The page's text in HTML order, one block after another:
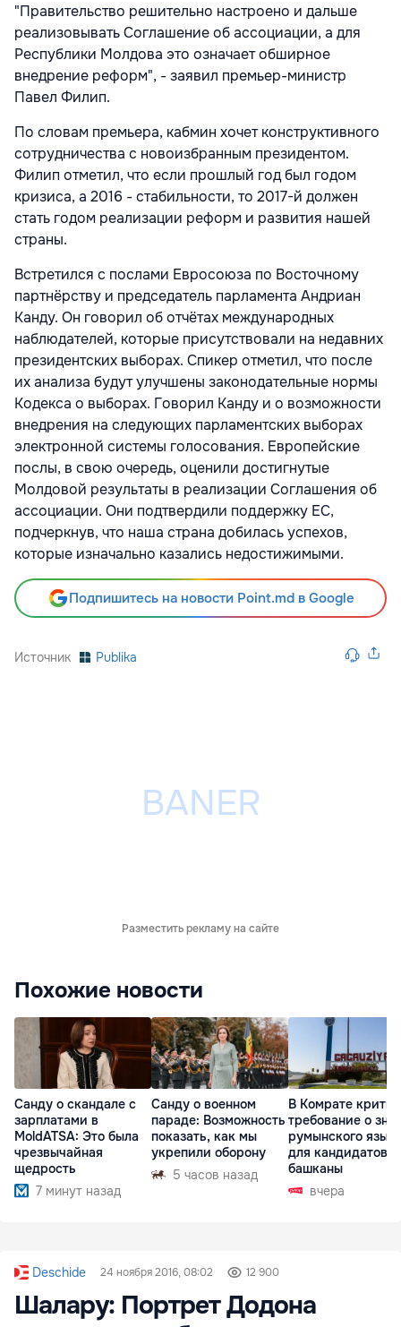
"Правительство решительно настроено и дальше
реализовывать Соглашение об ассоциации, а для
Республики Молдова это означает обширное
внедрение реформ", - заявил премьер-министр
Павел Филип.
По словам премьера, кабмин хочет конструктивного
сотрудничества с новоизбранным президентом.
Филип отметил, что если прошлый год был годом
кризиса, а 2016 - стабильности, то 2017-й должен
стать годом реализации реформ и развития нашей
страны.
Встретился с послами Евросоюза по Восточному
партнёрству и председатель парламента Андриан
Канду. Он говорил об отчётах международных
наблюдателей, которые присутствовали на недавних
президентских выборах. Спикер отметил, что после
их анализа будут улучшены законодательные нормы
Кодекса о выборах. Говорил Канду и о возможности
внедрения на следующих парламентских выборах
электронной системы голосования. Европейские
послы, в свою очередь, оценили достигнутые
Молдовой результаты в реализации Соглашения об
ассоциации. Они подтвердили поддержку ЕС,
подчеркнув, что наша страна добилась успехов,
которые изначально казались недостижимыми.
Подпишитесь на новости Point.md в Google
Источник Publika
Разместить рекламу на сайте
Похожие новости
Санду о скандале с
зарплатами в
MoldATSA: Это была
чрезвычайная
щедрость
7 минут назад
Санду о военном
параде: Возможность
показать, как мы
укрепили оборону
5 часов назад
В Комрате
требование о
румынского
для кандидатов в
башканы
вчера
Deschide 24 ноября 2016, 08:02 12 900
Шалару: Портрет Додона